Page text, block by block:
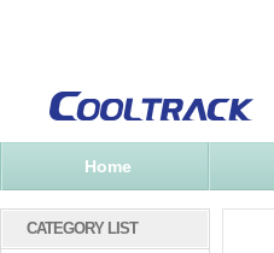
Home
CATEGORY LIST